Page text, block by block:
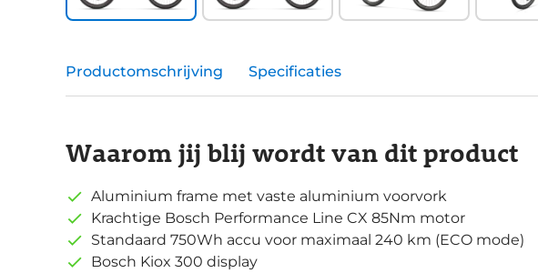
Productomschrijving Specificaties
Waarom jij blij wordt van dit product
Aluminium frame met vaste aluminium voorvork
Krachtige Bosch Performance Line CX 85Nm motor
Standaard 750Wh accu voor maximaal 240 km (ECO mode)
Bosch Kiox 300 display